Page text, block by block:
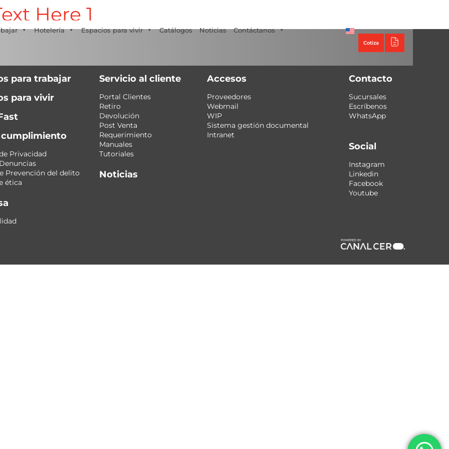
+56 2 27905000 +56 9 3469 5135
Hotelería Espacios para vivir Catálogos Noticias Contáctanos
Cotiza
Here 1
para trabajar
para vivir
cumplimiento
Privacidad
Prevención del delito
ética
Servicio al cliente
Portal Clientes
Retiro
Devolución
Post Venta
Requerimiento
Manuales
Tutoriales
Noticias
Accesos
Proveedores
Webmail
WIP
Sistema gestión documental
Intranet
Contacto
Sucursales
Escríbenos
WhatsApp
Social
Instagram
Linkedin
Facebook
Youtube